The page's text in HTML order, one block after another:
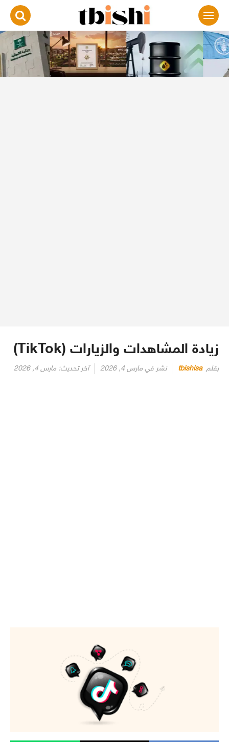
التجاوز
المحتوى
زيادة المشاهدات والزيارات (TikTok)
بقلم tbishisa نشر في مارس 4, 2026 آخر تحديث: مارس 4, 2026